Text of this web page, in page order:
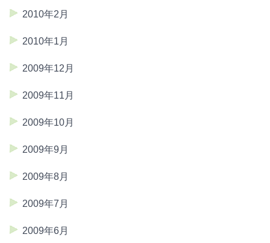
2010年2月
2010年1月
2009年12月
2009年11月
2009年10月
2009年9月
2009年8月
2009年7月
2009年6月